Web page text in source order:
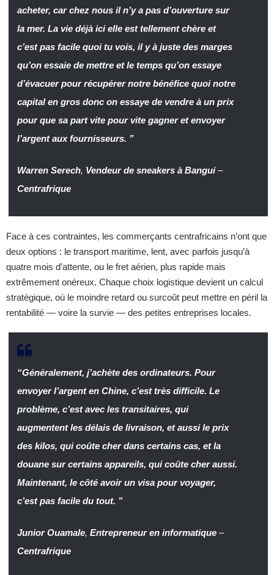
acheter, car chez nous il n’y a pas d’ouverture sur
la mer. La vie déjà ici elle est tellement chère et
c’est pas facile quoi tu vois, il y à juste des marges
qu’on essaie de mettre et le temps qu’on essaye
d’évacuer pour récupérer notre bénéfice quoi notre
capital en gros donc on essaye de vendre à un prix
pour que sa part vite pour vite gagner et envoyer
l’argent aux fournisseurs. ”
Warren Serech, Vendeur de sneakers à Bangui–
Centrafrique
Face à ces contraintes, les commerçants centrafricains n’ont que
deux options : le transport maritime, lent, avec parfois jusqu’à
quatre mois d’attente, ou le fret aérien, plus rapide mais
extrêmement onéreux. Chaque choix logistique devient un calcul
stratégique, où le moindre retard ou surcoût peut mettre en péril la
rentabilité — voire la survie — des petites entreprises locales.
“Généralement, j’achète des ordinateurs. Pour
envoyer l’argent en Chine, c’est très difficile. Le
problème, c’est avec les transitaires, qui
augmentent les délais de livraison, et aussi le prix
des kilos, qui coûte cher dans certains cas, et la
douane sur certains appareils, qui coûte cher aussi.
Maintenant, le côté avoir un visa pour voyager,
c’est pas facile du tout. ”
Junior Ouamale, Entrepreneur en informatique–
Centrafrique